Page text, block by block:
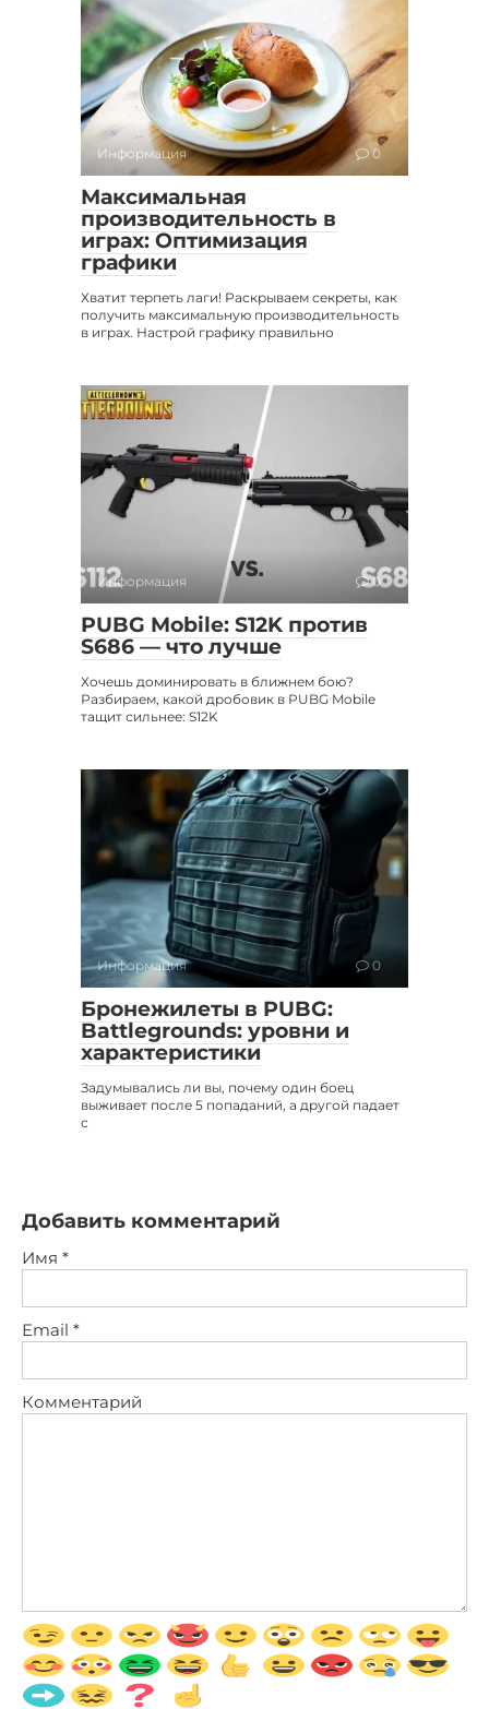
Информация 0
Максимальная
производительность в
играх: Оптимизация
графики
Хватит терпеть лаги! Раскрываем секреты, как
получить максимальную производительность
в играх. Настрой графику правильно
Информация 0
PUBG Mobile: S12K против
S686 — что лучше
Хочешь доминировать в ближнем бою?
Разбираем, какой дробовик в PUBG Mobile
тащит сильнее: S12K
Информация 0
Бронежилеты в PUBG:
Battlegrounds: уровни и
характеристики
Задумывались ли вы, почему один боец
выживает после 5 попаданий, а другой падает
с
Добавить комментарий
Имя *
Email *
Комментарий